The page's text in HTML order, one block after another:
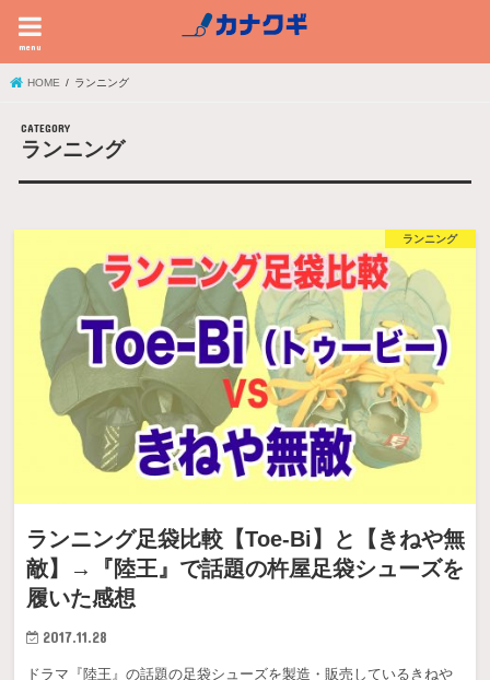
menu
HOME ランニング
ランニング
ランニング
ランニング足袋比較【Toe-Bi】と【きねや無
敵】→『陸王』で話題の杵屋足袋シューズを
履いた感想
2017.11.28
ドラマ『陸王』の話題の足袋シューズを製造・販売しているきねや